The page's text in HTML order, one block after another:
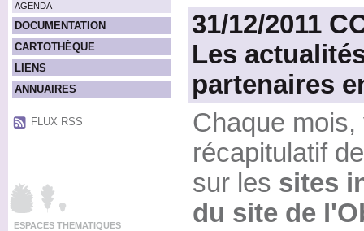
AGENDA
DOCUMENTATION
CARTOTHÈQUE
LIENS
ANNUAIRES
FLUX RSS
ESPACES THEMATIQUES
31/12/2011
Les
partenaires
Chaque
récapitulatif
sur les sites
du site de